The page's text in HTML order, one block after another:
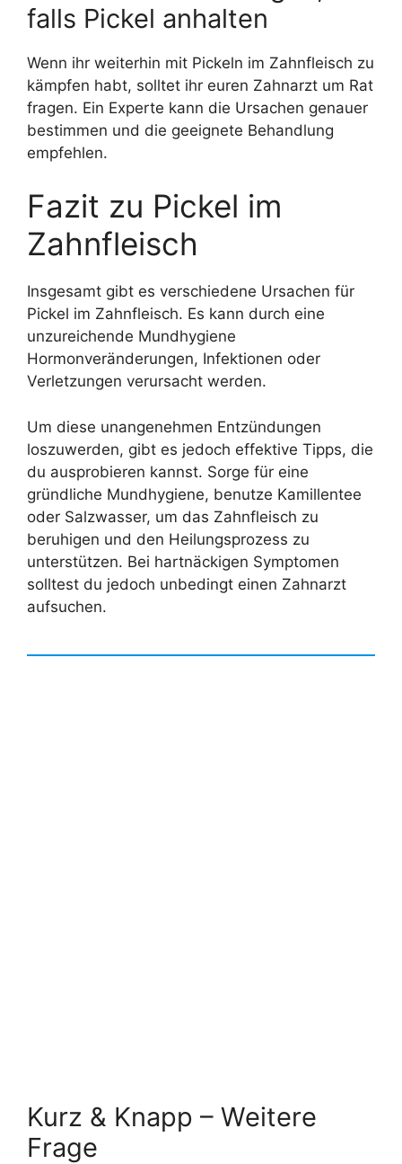
falls Pickel anhalten
Wenn ihr weiterhin mit Pickeln im Zahnfleisch zu
kämpfen habt, solltet ihr euren Zahnarzt um Rat
fragen. Ein Experte kann die Ursachen genauer
bestimmen und die geeignete Behandlung
empfehlen.
Fazit zu Pickel im
Zahnfleisch
Insgesamt gibt es verschiedene Ursachen für
Pickel im Zahnfleisch. Es kann durch eine
unzureichende Mundhygiene
Hormonveränderungen, Infektionen oder
Verletzungen verursacht werden.
Um diese unangenehmen Entzündungen
loszuwerden, gibt es jedoch effektive Tipps, die
du ausprobieren kannst. Sorge für eine
gründliche Mundhygiene, benutze Kamillentee
oder Salzwasser, um das Zahnfleisch zu
beruhigen und den Heilungsprozess zu
unterstützen. Bei hartnäckigen Symptomen
solltest du jedoch unbedingt einen Zahnarzt
aufsuchen.
Kurz & Knapp – Weitere
Frage